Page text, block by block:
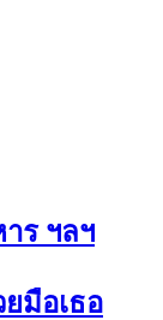
ร ฯลฯ
มือเธอ